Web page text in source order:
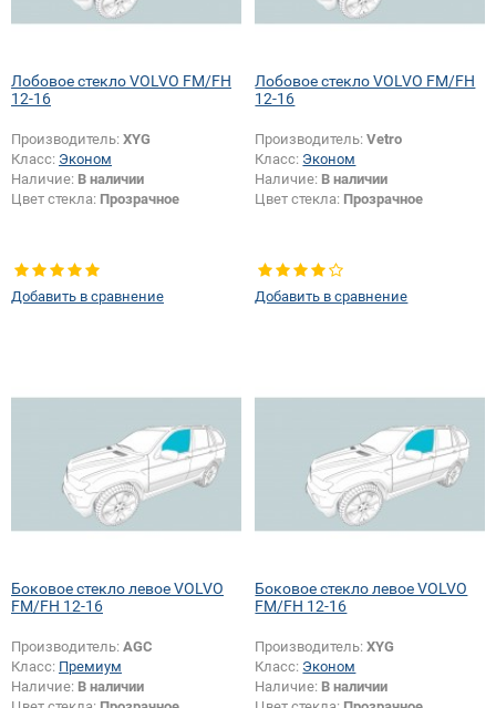
Лобовое стекло VOLVO FM/FH
12-16
Производитель: XYG
Класс: Эконом
Наличие: В наличии
Цвет стекла: Прозрачное
Добавить в сравнение
Лобовое стекло VOLVO FM/FH
12-16
Производитель:Vetro
Класс: Эконом
Наличие: В наличии
Цвет стекла: Прозрачное
Добавить в сравнение
Боковое стекло левое VOLVO
FM/FH 12-16
Производитель: AGC
Класс: Премиум
Наличие: В наличии
Боковое стекло левое VOLVO
FM/FH 12-16
Производитель:XYG
Класс: Эконом
Наличие: В наличии